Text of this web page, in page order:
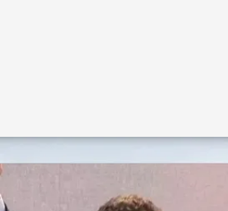
colaboradora de 'CAD'